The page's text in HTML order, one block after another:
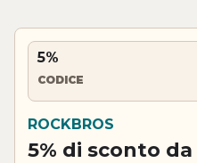
5%
CODICE
ROCKBROS
5% di sconto da